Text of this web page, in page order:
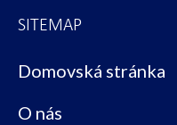
SITEMAP
Domovská stránka
O nás